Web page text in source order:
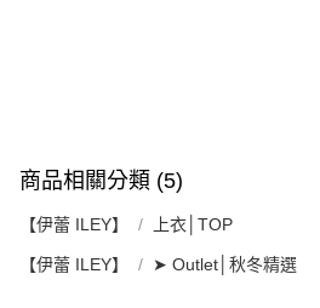
商品相關分類 (5)
【伊蕾 ILEY】 上衣│TOP
【伊蕾 ILEY】 ➤ Outlet│秋冬精選